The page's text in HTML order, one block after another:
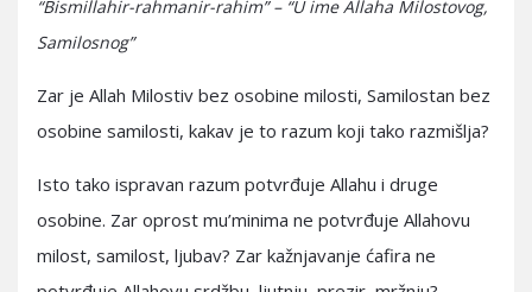
“Bismillahir-rahmanir-rahim” – “U ime Allaha Milostovog,
Samilosnog”
Zar je Allah Milostiv bez osobine milosti, Samilostan bez
osobine samilosti, kakav je to razum koji tako razmišlja?
Isto tako ispravan razum potvrđuje Allahu i druge
osobine. Zar oprost mu’minima ne potvrđuje Allahovu
milost, samilost, ljubav? Zar kažnjavanje ćafira ne